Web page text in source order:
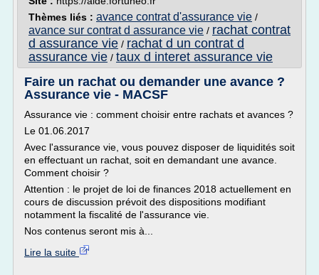
Thèmes liés : avance contrat d'assurance vie /
avance sur contrat d assurance vie / rachat contrat
d assurance vie / rachat d un contrat d
assurance vie / taux d interet assurance vie
Faire un rachat ou demander une avance ?
Assurance vie - MACSF
Assurance vie : comment choisir entre rachats et avances ?
Le 01.06.2017
Avec l'assurance vie, vous pouvez disposer de liquidités soit
en effectuant un rachat, soit en demandant une avance.
Comment choisir ?
Attention : le projet de loi de finances 2018 actuellement en
cours de discussion prévoit des dispositions modifiant
notamment la fiscalité de l'assurance vie.
Nos contenus seront mis à...
Lire la suite